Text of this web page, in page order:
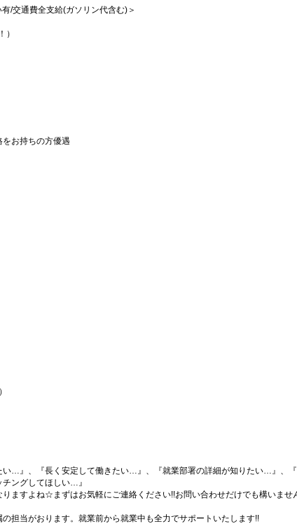
/交通費全支給(ガソリン代含む)＞
）
お持ちの方優遇
い…』、『長く安定して働きたい…』、『就業部署の詳細が知りたい…』、
ングしてほしい…』
ますよね☆まずはお気軽にご連絡ください!!お問い合わせだけでも構いませ
担当がおります。就業前から就業中も全力でサポートいたします!!